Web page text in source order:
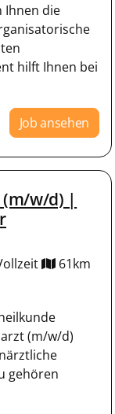
Ihnen die
hilft Ihnen bei
Job ansehen
(m/w/d) |
61km
(m/w/d)
gehören